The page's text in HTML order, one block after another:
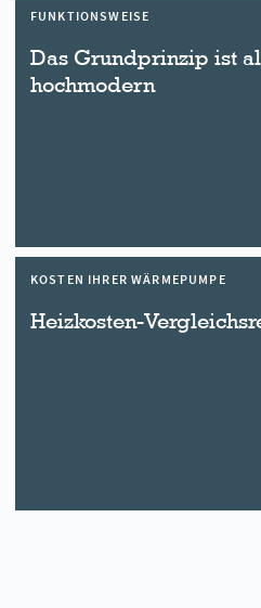
FUNKTIONSWEISE
Das Grundprinzip ist
hochmodern
KOSTEN IHRER WÄRMEPUMPE
Heizkosten-